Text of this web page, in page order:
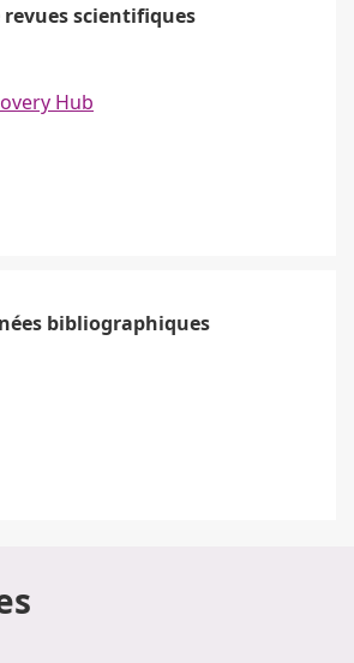
scientifiques
Hub
bibliographiques